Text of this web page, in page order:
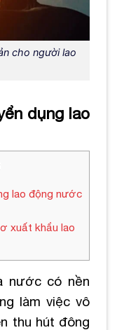
cho người lao
dụng lao
lao động nước
xuất khẩu lao
nước có nền
làm việc vô
thu hút đông